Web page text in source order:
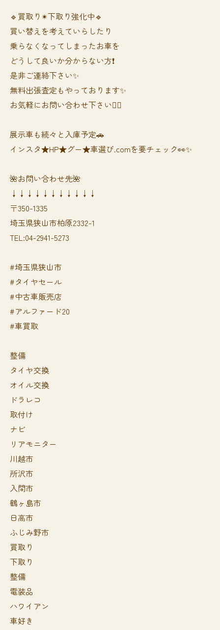
🔹買取り✴︎下取り強化中🔹
買い替えを考えていらしたり
乗らなくなってしまったお車を
どうして良いか分からない方❗️
是非ご連絡下さい✨
無料出張査定もやっております✨
お気軽にお問い合わせ下さい🙆‍♀️
展示車も続々と入庫予定🚗
インスタ★HP★グー★車選び.comを要チェック👀✨
🌺お問い合わせ先🌺
↓↓↓↓↓↓↓↓↓↓↓
〒350-1335
埼玉県狭山市柏原2332-1
TEL:04-2941-5273
#埼玉県狭山市
#タイヤセール
#中古車販売店
#アルファード20
#車買取
整備
タイヤ交換
オイル交換
ドラレコ
取付け
ナビ
リアモニター
川越市
所沢市
入間市
鶴ヶ島市
日高市
ふじみ野市
買取り
下取り
整備
電装品
ハワイアン
車好き